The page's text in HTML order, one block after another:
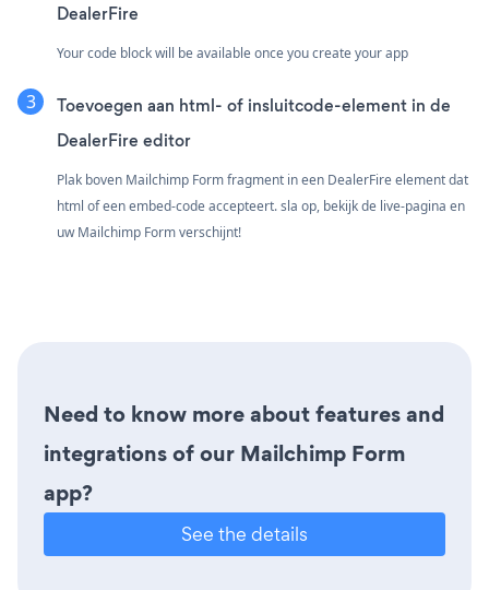
DealerFire
Your code block will be available once you create your app
Toevoegen aan html- of insluitcode-element in de
DealerFire editor
Plak boven Mailchimp Form fragment in een DealerFire element dat
html of een embed-code accepteert. sla op, bekijk de live-pagina en
uw Mailchimp Form verschijnt!
Need to know more about features and
integrations of our Mailchimp Form
app?
See the details